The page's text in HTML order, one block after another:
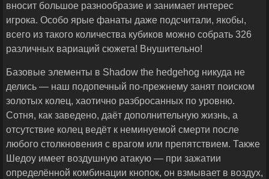
вносит большое разнообразие и занимает интерес
игрока. Особо ярые фанаты даже подсчитали, якобы,
всего из такого количества кубиков можно собрать 326
различных вариаций сюжета! Внушительно!
Базовые элементы в Shadow the hedgehog никуда не
делись — наш подопечный по-прежнему занят поиском
золотых колец, хаотично разбросанных по уровню.
Сотня, как заведено, даёт дополнительную жизнь, а
отсутствие колец ведёт к неминуемой смерти после
любого столкновения с врагом или препятствием. Также
Шедоу имеет воздушную атакую — при зажатии
определённой комбинации кнопок, он взмывает в воздух,